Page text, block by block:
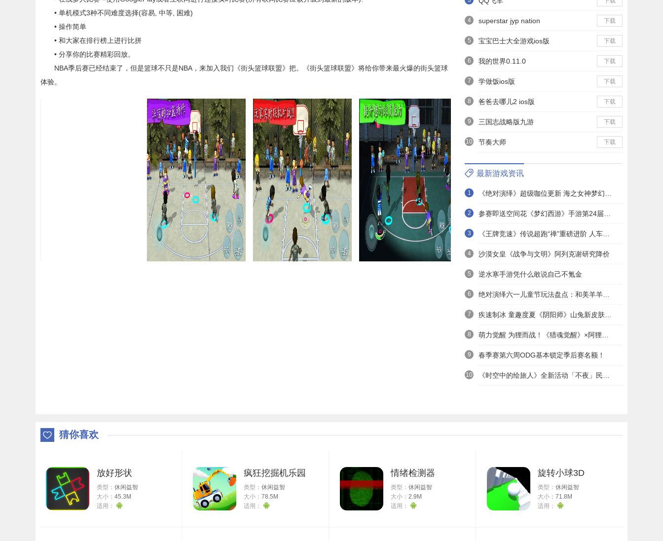
• 单机模式3种不同难度选择(容易, 中等, 困难)
• 操作简单
• 和大家在排行榜上进行比拼
• 分享你的比赛精彩回放。
NBA季后赛已经结束了，但是篮球不只是NBA，来加入我们《街头篮球联盟》把。《街头篮球联盟》将给你带来最火爆的街头篮球
体验。
4 superstar jyp nation 下载
5 宝宝巴士大全游戏ios版 下载
6 我的世界0.11.0 下载
7 学做饭ios版 下载
8 爸爸去哪儿2 ios版 下载
9 三国志战略版九游 下载
10 节奏大师 下载
最新游戏资讯
1
2
3
4 沙漠女皇《战争与文明》阿列克谢研究降价
5 逆水寒手游凭什么敢说自己不氪金
6
7
8
9 春季赛第六周ODG基本锁定季后赛名额！
10
猜你喜欢
放好形状
类型： 休闲益智
大小： 45.3M
适用：
疯狂挖掘机乐园
类型： 休闲益智
大小： 78.5M
适用：
情绪检测器
类型： 休闲益智
大小： 2.9M
适用：
旋转小球3D
类型： 休闲益智
大小： 71.8M
适用：